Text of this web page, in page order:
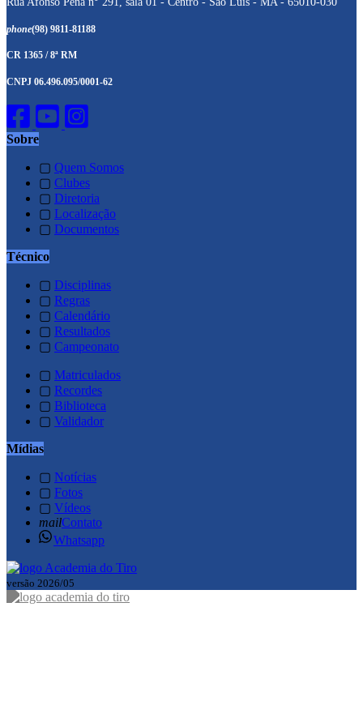
phone(98) 9811-81188
CR 1365 / 8ª RM
CNPJ 06.496.095/0001-62
Sobre
▢ Quem Somos
▢ Clubes
▢ Diretoria
▢ Localização
▢ Documentos
Técnico
▢ Disciplinas
▢ Regras
▢ Calendário
▢ Resultados
▢ Campeonato
▢ Matriculados
▢ Recordes
▢ Biblioteca
▢ Validador
Mídias
▢ Notícias
▢ Fotos
▢ Vídeos
mailContato
Whatsapp
versão 2026/05